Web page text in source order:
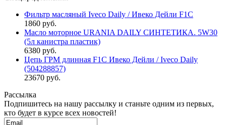
Фильтр масляный Iveco Daily / Ивеко Дейли F1C
1860 руб.
Масло моторное URANIA DAILY СИНТЕТИКА. 5W30
(5л канистра пластик)
6380 руб.
Цепь ГРМ длинная F1C Ивеко Дейли / Iveco Daily
(504288857)
23670 руб.
Рассылка
Подпишитесь на нашу рассылку и станьте одним из первых,
кто будет в курсе всех новостей!